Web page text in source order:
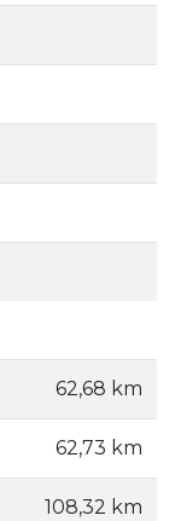
62,68 km
62,73 km
108,32 km